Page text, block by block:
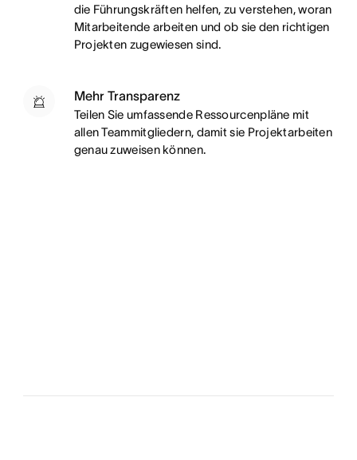
die Führungskräften helfen, zu verstehen, woran
Mitarbeitende arbeiten und ob sie den richtigen
Projekten zugewiesen sind.
Mehr Transparenz
Teilen Sie umfassende Ressourcenpläne mit
allen Teammitgliedern, damit sie Projektarbeiten
genau zuweisen können.